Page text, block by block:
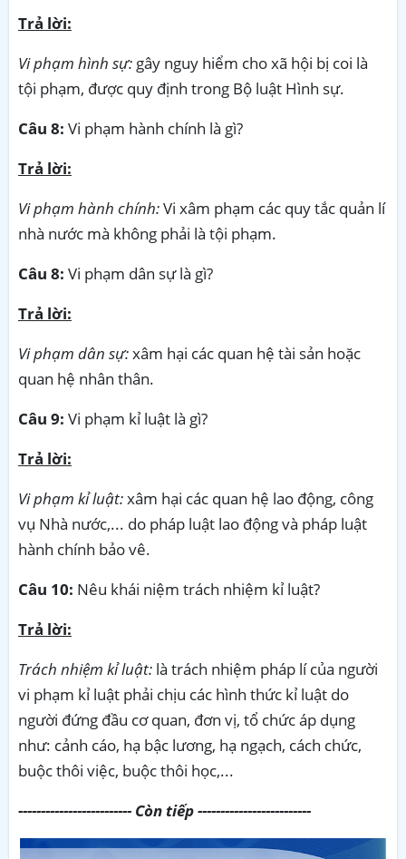
Trả lời:
Vi phạm hình sự: gây nguy hiểm cho xã hội bị coi là
tội phạm, được quy định trong Bộ luật Hình sự.
Câu 8: Vi phạm hành chính là gì?
Trả lời:
Vi phạm hành chính:Vi xâm phạm các quy tắc quản lí
nhà nước mà không phải là tội phạm.
Câu 8: Vi phạm dân sự là gì?
Trả lời:
Vi phạm dân sự:xâm hại các quan hệ tài sản hoặc
quan hệ nhân thân.
Câu 9: Vi phạm kỉ luật là gì?
Trả lời:
Vi phạm kỉ luật:xâm hại các quan hệ lao động, công
vụ Nhà nước,... do pháp luật lao động và pháp luật
hành chính bảo vê.
Câu 10: Nêu khái niệm trách nhiệm kỉ luật?
Trả lời:
Trách nhiệm kỉ luật: là trách nhiệm pháp lí của người
vi phạm kỉ luật phải chịu các hình thức kỉ luật do
người đứng đầu cơ quan, đơn vị, tổ chức áp dụng
như: cảnh cáo, hạ bậc lương, hạ ngạch, cách chức,
buộc thôi việc, buộc thôi học,...
------------------------- Còn tiếp -------------------------